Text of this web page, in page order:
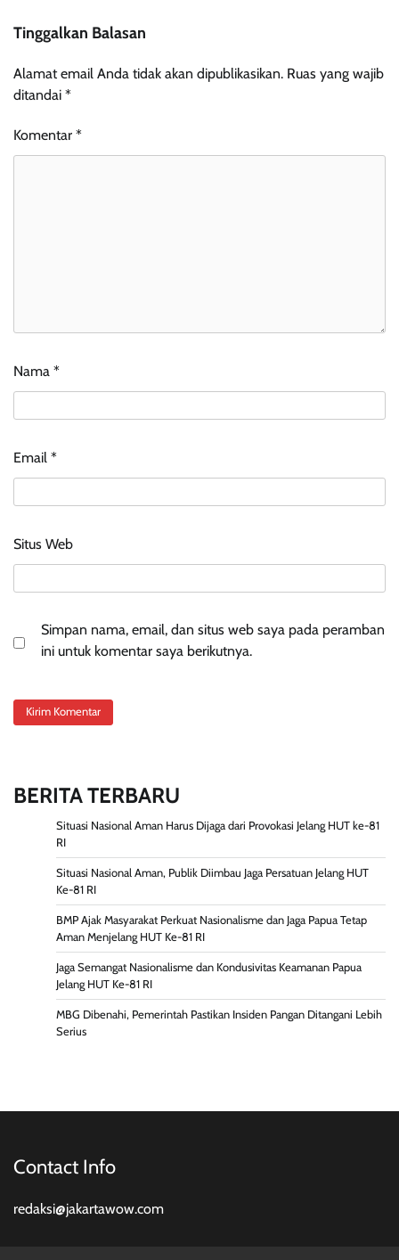
Tinggalkan Balasan
Alamat email Anda tidak akan dipublikasikan. Ruas yang wajib
ditandai *
Komentar *
Nama *
Email *
Situs Web
Simpan nama, email, dan situs web saya pada peramban
ini untuk komentar saya berikutnya.
BERITA TERBARU
Situasi Nasional Aman Harus Dijaga dari Provokasi Jelang HUT ke-81
RI
Situasi Nasional Aman, Publik Diimbau Jaga Persatuan Jelang HUT
Ke-81 RI
BMP Ajak Masyarakat Perkuat Nasionalisme dan Jaga Papua Tetap
Aman Menjelang HUT Ke-81 RI
Jaga Semangat Nasionalisme dan Kondusivitas Keamanan Papua
Jelang HUT Ke-81 RI
MBG Dibenahi, Pemerintah Pastikan Insiden Pangan Ditangani Lebih
Serius
Contact Info
redaksi@jakartawow.com